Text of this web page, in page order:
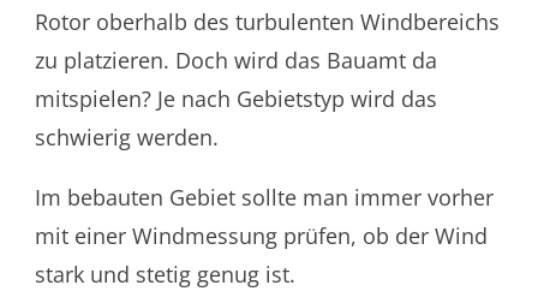
Rotor oberhalb des turbulenten Windbereichs
zu platzieren. Doch wird das Bauamt da
mitspielen? Je nach Gebietstyp wird das
schwierig werden.
Im bebauten Gebiet sollte man immer vorher
mit einer Windmessung prüfen, ob der Wind
stark und stetig genug ist.